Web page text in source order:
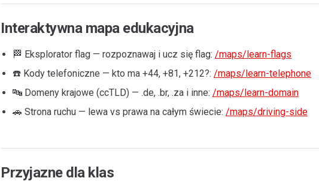
Interaktywna mapa edukacyjna
🏁 Eksplorator flag — rozpoznawaj i ucz się flag: /maps/learn-flags
☎️ Kody telefoniczne — kto ma +44, +81, +212?: /maps/learn-telephone
🔤 Domeny krajowe (ccTLD) — .de, .br, .za i inne: /maps/learn-domain
🚗 Strona ruchu — lewa vs prawa na całym świecie: /maps/driving-side
Przyjazne dla klas